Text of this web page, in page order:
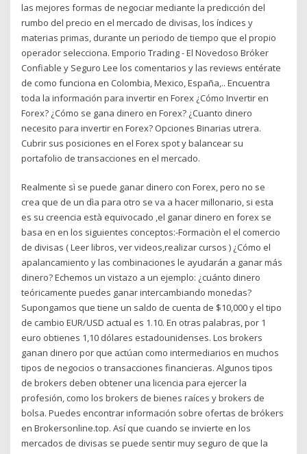
las mejores formas de negociar mediante la predicción del
rumbo del precio en el mercado de divisas, los índices y
materias primas, durante un periodo de tiempo que el propio
operador selecciona. Emporio Trading - El Novedoso Bróker
Confiable y Seguro Lee los comentarios y las reviews entérate
de como funciona en Colombia, Mexico, España,.. Encuentra
toda la información para invertir en Forex ¿Cómo Invertir en
Forex? ¿Cómo se gana dinero en Forex? ¿Cuanto dinero
necesito para invertir en Forex? Opciones Binarias utrera.
Cubrir sus posiciones en el Forex spot y balancear su
portafolio de transacciones en el mercado.
Realmente sì se puede ganar dinero con Forex, pero no se
crea que de un dìa para otro se va a hacer millonario, si esta
es su creencia està equivocado ,el ganar dinero en forex se
basa en en los siguientes conceptos:-Formaciòn el el comercio
de divisas ( Leer libros, ver videos,realizar cursos ) ¿Cómo el
apalancamiento y las combinaciones le ayudarán a ganar más
dinero? Echemos un vistazo a un ejemplo: ¿cuánto dinero
teóricamente puedes ganar intercambiando monedas?
Supongamos que tiene un saldo de cuenta de $10,000 y el tipo
de cambio EUR/USD actual es 1.10. En otras palabras, por 1
euro obtienes 1,10 dólares estadounidenses. Los brokers
ganan dinero por que actúan como intermediarios en muchos
tipos de negocios o transacciones financieras. Algunos tipos
de brokers deben obtener una licencia para ejercer la
profesión, como los brokers de bienes raíces y brokers de
bolsa. Puedes encontrar información sobre ofertas de brókers
en Brokersonline.top. Así que cuando se invierte en los
mercados de divisas se puede sentir muy seguro de que la